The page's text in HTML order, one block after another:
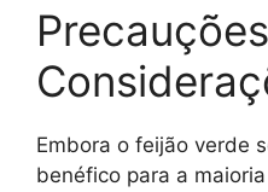
Embora o feijão verde
benéfico para a